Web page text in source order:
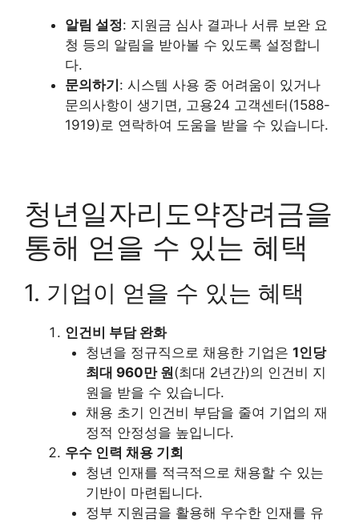
알림 설정: 지원금 심사 결과나 서류 보완 요
청 등의 알림을 받아볼 수 있도록 설정합니
다.
문의하기 : 시스템 사용 중 어려움이 있거나
문의사항이 생기면, 고용24 고객센터(1588-
1919)로 연락하여 도움을 받을 수 있습니다.
청년일자리도약장려금을
통해 얻을 수 있는 혜택
1. 기업이 얻을 수 있는 혜택
인건비 부담 완화
청년을 정규직으로 채용한 기업은 1인당
최대 960만 원(최대 2년간)의 인건비 지
원을 받을 수 있습니다.
채용 초기 인건비 부담을 줄여 기업의 재
정적 안정성을 높입니다.
우수 인력 채용 기회
청년 인재를 적극적으로 채용할 수 있는
기반이 마련됩니다.
정부 지원금을 활용해 우수한 인재를 유